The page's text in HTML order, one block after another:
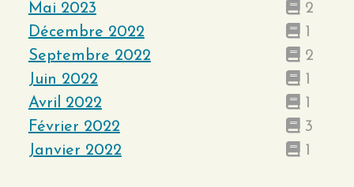
Mai 2023
2
Décembre 2022
1
Septembre 2022
2
Juin 2022
1
Avril 2022
1
Février 2022
3
Janvier 2022
1